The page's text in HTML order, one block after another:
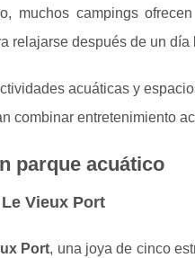
muchos campings
relajarse después de un día
acuáticas y
combinar entretenimiento
parque acuático
Vieux Port
Port, una joya de cinco